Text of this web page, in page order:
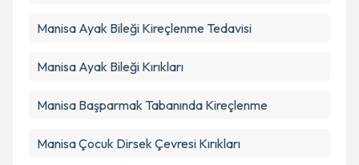
Manisa Ayak Bileği Kireçlenme Tedavisi
Manisa Ayak Bileği Kırıkları
Manisa Başparmak Tabanında Kireçlenme
Manisa Çocuk Dirsek Çevresi Kırıkları